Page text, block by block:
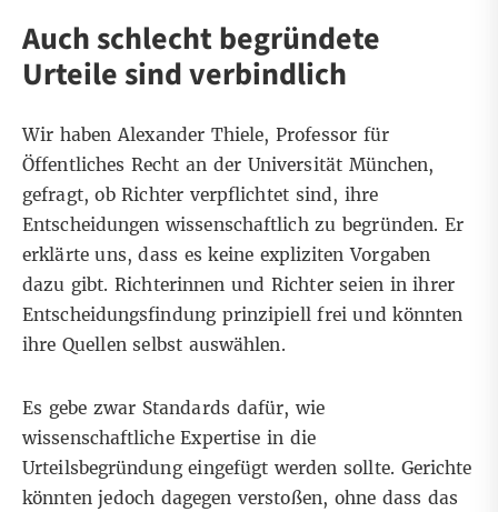
Auch schlecht begründete
Urteile sind verbindlich
Wir habenAlexander Thiele, Professor für
Öffentliches Recht an der Universität München,
gefragt, ob Richter verpflichtet sind, ihre
Entscheidungen wissenschaftlich zu begründen. Er
erklärte uns, dass es keine expliziten Vorgaben
dazu gibt. Richterinnen und Richter seien in ihrer
Entscheidungsfindung prinzipiell frei und könnten
ihre Quellen selbst auswählen.
Es gebe zwar Standards dafür, wie
wissenschaftliche Expertise in die
Urteilsbegründung eingefügt werden sollte. Gerichte
könnten jedoch dagegen verstoßen, ohne dass das